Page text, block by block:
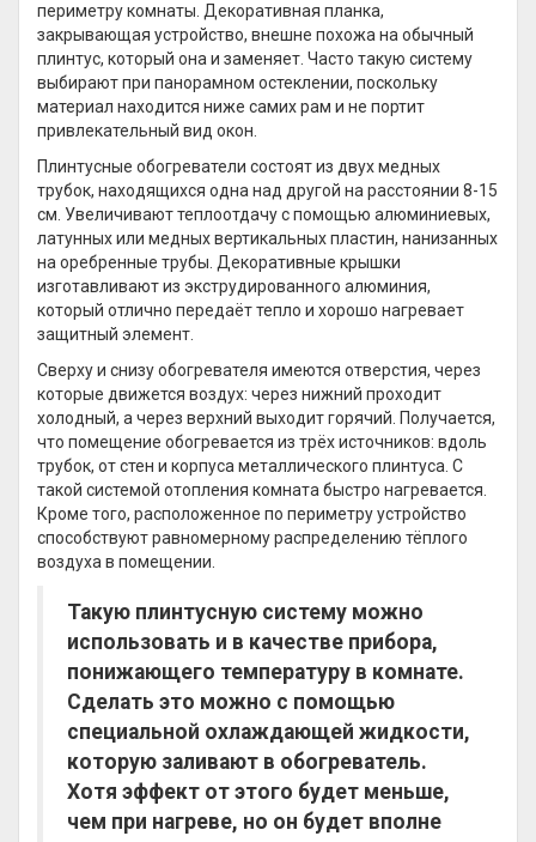
периметру комнаты. Декоративная планка,
закрывающая устройство, внешне похожа на обычный
плинтус, который она и заменяет. Часто такую систему
выбирают при панорамном остеклении, поскольку
материал находится ниже самих рам и не портит
привлекательный вид окон.
Плинтусные обогреватели состоят из двух медных
трубок, находящихся одна над другой на расстоянии 8-15
см. Увеличивают теплоотдачу с помощью алюминиевых,
латунных или медных вертикальных пластин, нанизанных
на оребренные трубы. Декоративные крышки
изготавливают из экструдированного алюминия,
который отлично передаёт тепло и хорошо нагревает
защитный элемент.
Сверху и снизу обогревателя имеются отверстия, через
которые движется воздух: через нижний проходит
холодный, а через верхний выходит горячий. Получается,
что помещение обогревается из трёх источников: вдоль
трубок, от стен и корпуса металлического плинтуса. С
такой системой отопления комната быстро нагревается.
Кроме того, расположенное по периметру устройство
способствуют равномерному распределению тёплого
воздуха в помещении.
Такую плинтусную систему можно
использовать и в качестве прибора,
понижающего температуру в комнате.
Сделать это можно с помощью
специальной охлаждающей жидкости,
которую заливают в обогреватель.
Хотя эффект от этого будет меньше,
чем при нагреве, но он будет вполне